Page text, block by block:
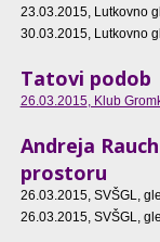
23.03.2015, Lutkovno
30.03.2015, Lutkovno
Tatovi podob
26.03.2015, Klub
Andreja
prostoru
26.03.2015, SVŠGL,
26.03.2015, SVŠGL,